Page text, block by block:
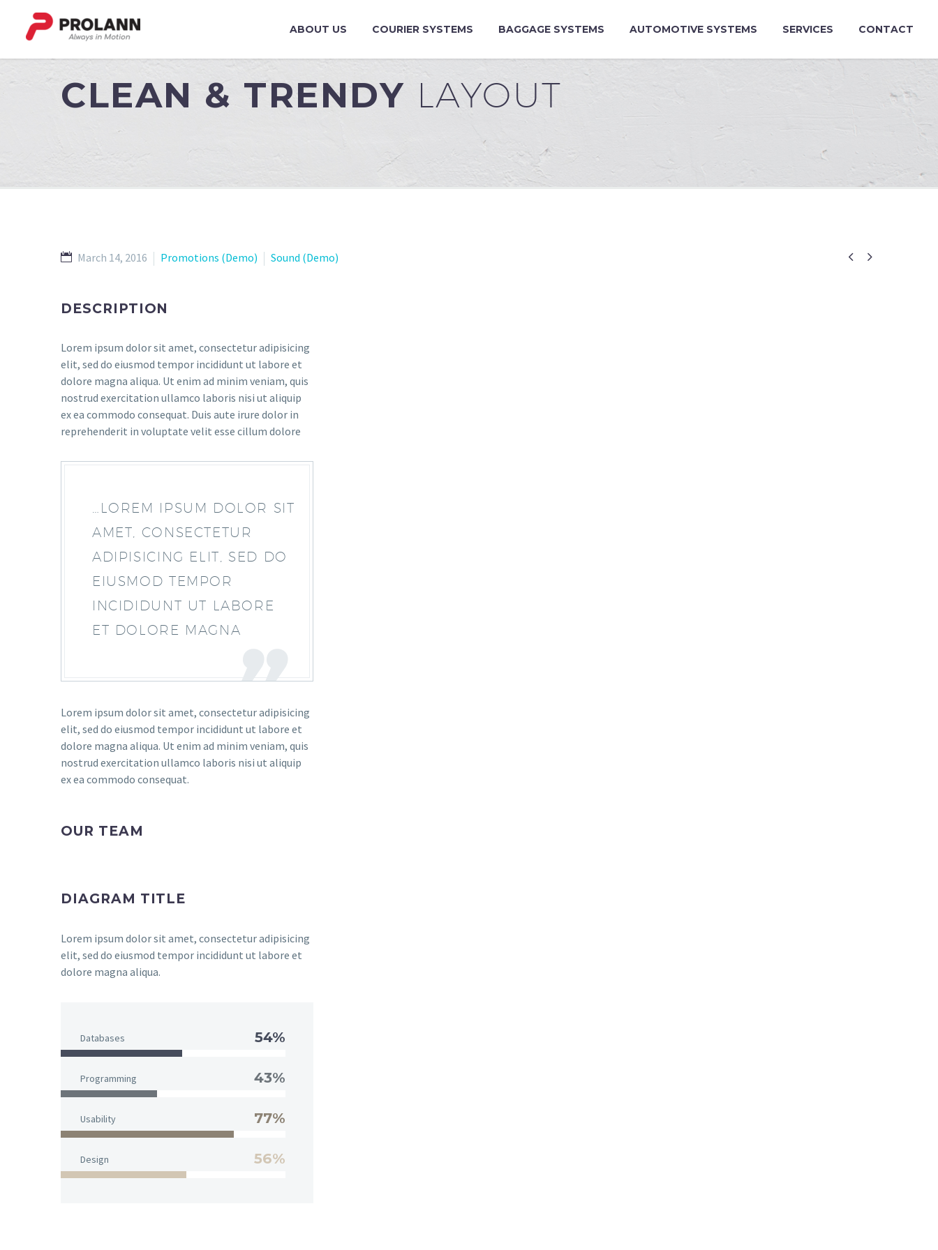
ABOUT US COURIER SYSTEMS BAGGAGE SYSTEMS AUTOMOTIVE SYSTEMS SERVICES CONTACT
CLEAN & TRENDY LAYOUT
 
March 14, 2016 Promotions (Demo) Sound (Demo)
DESCRIPTION
Lorem ipsum dolor sit amet, consectetur adipisicing
elit, sed do eiusmod tempor incididunt ut labore et
dolore magna aliqua. Ut enim ad minim veniam, quis
nostrud exercitation ullamco laboris nisi ut aliquip
ex ea commodo consequat. Duis aute irure dolor in
reprehenderit in voluptate velit esse cillum dolore
…LOREM IPSUM DOLOR SIT
AMET, CONSECTETUR
ADIPISICING ELIT, SED DO
EIUSMOD TEMPOR
INCIDIDUNT UT LABORE
ET DOLORE MAGNA
Lorem ipsum dolor sit amet, consectetur adipisicing
elit, sed do eiusmod tempor incididunt ut labore et
dolore magna aliqua. Ut enim ad minim veniam, quis
nostrud exercitation ullamco laboris nisi ut aliquip
ex ea commodo consequat.
OUR TEAM
DIAGRAM TITLE
Lorem ipsum dolor sit amet, consectetur adipisicing
elit, sed do eiusmod tempor incididunt ut labore et
dolore magna aliqua.
Databases 54%
Programming 43%
Usability 77%
Design 56%